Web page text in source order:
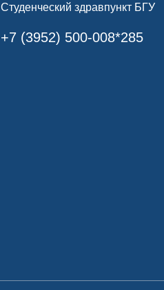
Студенческий здравпункт БГУ
+7 (3952) 500-008*285